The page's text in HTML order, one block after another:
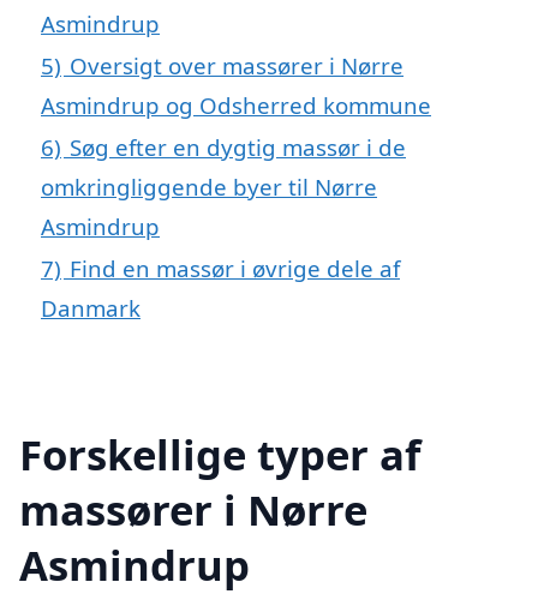
Asmindrup
5) Oversigt over massører i Nørre
Asmindrup og Odsherred kommune
6) Søg efter en dygtig massør i de
omkringliggende byer til Nørre
Asmindrup
7) Find en massør i øvrige dele af
Danmark
Forskellige typer af
massører i Nørre
Asmindrup